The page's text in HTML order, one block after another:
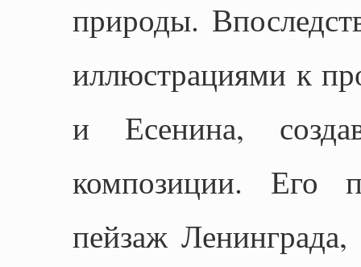
природы.
иллюстрациями к
и Есенина,
композиции. Его
пейзаж